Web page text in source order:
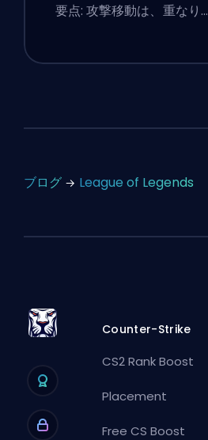
要点: 攻撃移動は、重なり…
ブログ League of Legends
Counter-Strike
CS2 Rank Boost
Placement
Free CS Boost